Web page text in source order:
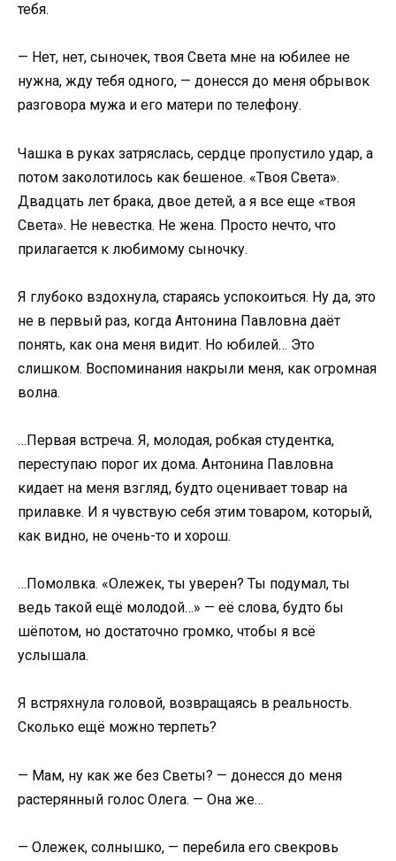
тебя.
— Нет, нет, сыночек, твоя Света мне на юбилее не
нужна, жду тебя одного, — донесся до меня обрывок
разговора мужа и его матери по телефону.
Чашка в руках затряслась, сердце пропустило удар, а
потом заколотилось как бешеное. «Твоя Света».
Двадцать лет брака, двое детей, а я все еще «твоя
Света». Не невестка. Не жена. Просто нечто, что
прилагается к любимому сыночку.
Я глубоко вздохнула, стараясь успокоиться. Ну да, это
не в первый раз, когда Антонина Павловна даёт
понять, как она меня видит. Но юбилей… Это
слишком. Воспоминания накрыли меня, как огромная
волна.
…Первая встреча. Я, молодая, робкая студентка,
переступаю порог их дома. Антонина Павловна
кидает на меня взгляд, будто оценивает товар на
прилавке. И я чувствую себя этим товаром, который,
как видно, не очень-то и хорош.
…Помолвка. «Олежек, ты уверен? Ты подумал, ты
ведь такой ещё молодой…» — её слова, будто бы
шёпотом, но достаточно громко, чтобы я всё
услышала.
Я встряхнула головой, возвращаясь в реальность.
Сколько ещё можно терпеть?
— Мам, ну как же без Светы? — донесся до меня
растерянный голос Олега. — Она же…
— Олежек, солнышко, — перебила его свекровь